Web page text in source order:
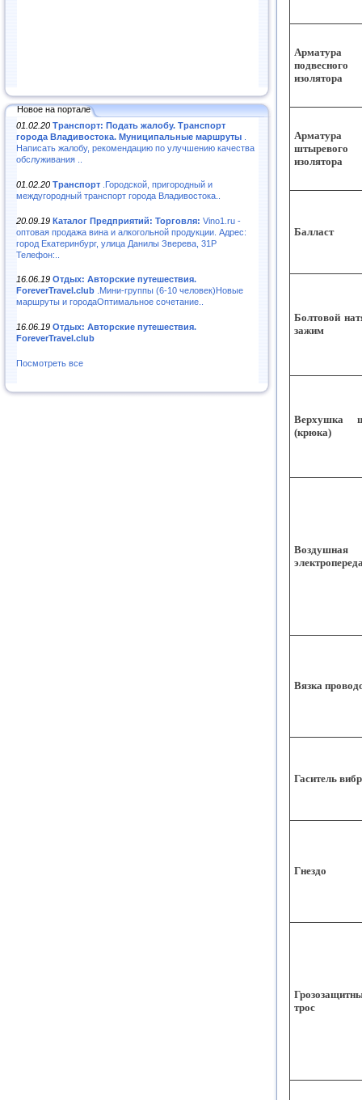
Новое на портале
01.02.20 Транспорт: Подать жалобу. Транспорт
города Владивостока. Муниципальные маршруты
Написать жалобу, рекомендацию по улучшению качества
обслуживания ..
01.02.20 Транспорт .Городской, пригородный и
междугородный транспорт города Владивостока..
20.09.19 Каталог Предприятий: Торговля: Vino1.ru -
оптовая продажа вина и алкогольной продукции. Адрес:
город Екатеринбург, улица Данилы Зверева, 31Р
Телефон:..
16.06.19 Отдых: Авторские путешествия.
ForeverTravel.club .Мини-группы (6-10 человек)Новые
маршруты и городаОптимальное сочетание..
16.06.19 Отдых: Авторские путешествия.
ForeverTravel.club
Посмотреть все
Арматура
подвесного
изолятора
Арматура
штыревого
изолятора
Балласт
Болтовой
зажим
Верхушка
(крюка)
Воздушная
Вязка
Гаситель
Гнездо
трос